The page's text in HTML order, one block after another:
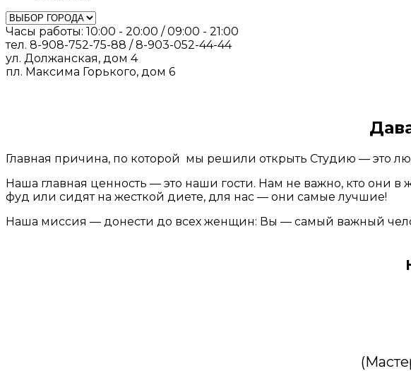
Часы работы: 10:00 - 20:00 / 09:00 - 21:00
тел. 8-908-752-75-88 / 8-903-052-44-44
ул. Должанская, дом 4
пл. Максима Горького, дом 6
Главная причина, по которой мы решили открыть Студию — это
Наша главная ценность — это наши гости. Нам не важно, кто они
фуд или сидят на жесткой диете, для нас — они самые лучшие!
Наша миссия — донести до всех женщин: Вы — самый важный